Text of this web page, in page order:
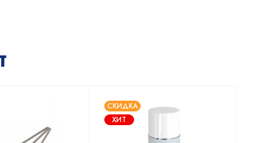
СКИДКА
ХИТ